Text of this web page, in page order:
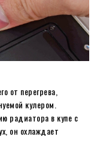
от перегрева,
кулером.
радиатора в купе с
он охлаждает